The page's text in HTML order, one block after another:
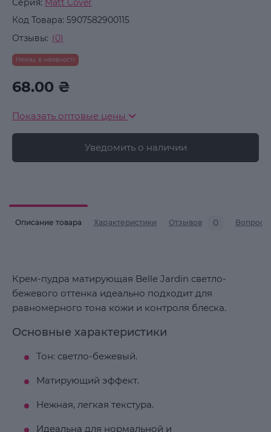
Серия: Matt Cover
Код Товара: 5907582900115
Отзывы: (0)
Немає в наявності
68.00 ₴
Показать оптовые цены
Уведомить о наличии
Описание товара Характеристики Отзывов 0 Вопросы
Крем-пудра матирующая Belle Jardin светло-
бежевого оттенка идеально подходит для
равномерного тона кожи и контроля блеска.
Основные характеристики
Тон: светло-бежевый.
Матирующий эффект.
Нежная, легкая текстура.
Идеальна для нормальной и